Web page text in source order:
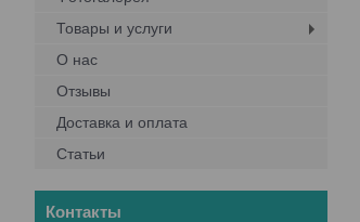
Товары и услуги
О нас
Отзывы
Доставка и оплата
Статьи
Контакты